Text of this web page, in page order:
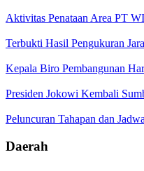
Aktivitas Penataan Area PT
Terbukti Hasil Pengukuran
Kepala Biro Pembangunan
Presiden Jokowi Kembali
Peluncuran Tahapan dan
Daerah